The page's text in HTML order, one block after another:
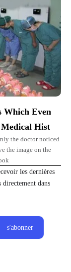
Which Even
Hist
the doctor noticed
the image on the
les dernières
directement dans